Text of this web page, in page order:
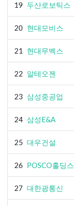
19 두산로보틱스
20 현대모비스
21 현대무벡스
22 알테오젠
23 삼성중공업
24 삼성E&A
25 대우건설
26 POSCO홀딩스
27 대한광통신